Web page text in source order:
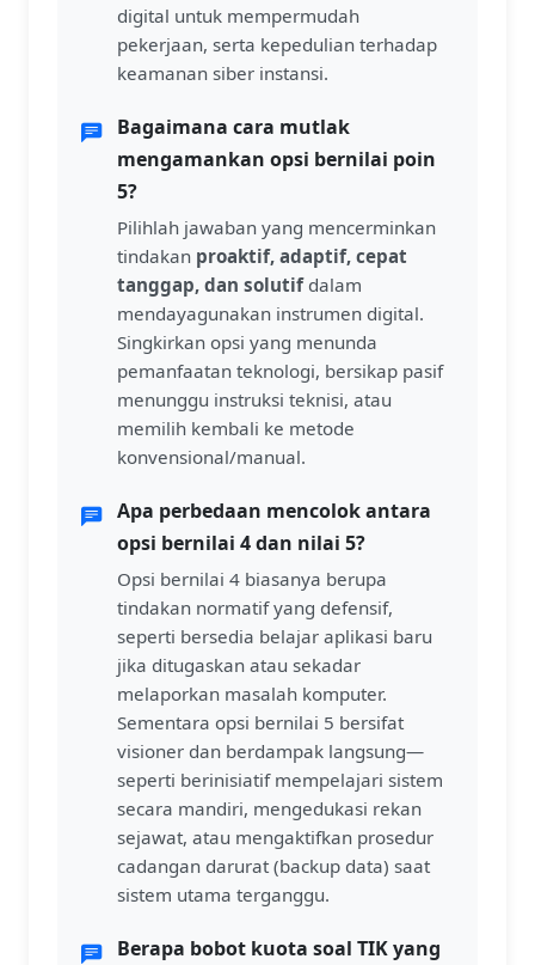
digital untuk mempermudah
pekerjaan, serta kepedulian terhadap
keamanan siber instansi.
Bagaimana cara mutlak
mengamankan opsi bernilai poin
5?
Pilihlah jawaban yang mencerminkan
tindakan proaktif, adaptif, cepat
tanggap, dan solutifdalam
mendayagunakan instrumen digital.
Singkirkan opsi yang menunda
pemanfaatan teknologi, bersikap pasif
menunggu instruksi teknisi, atau
memilih kembali ke metode
konvensional/manual.
Apa perbedaan mencolok antara
opsi bernilai 4 dan nilai 5?
Opsi bernilai 4 biasanya berupa
tindakan normatif yang defensif,
seperti bersedia belajar aplikasi baru
jika ditugaskan atau sekadar
melaporkan masalah komputer.
Sementara opsi bernilai 5 bersifat
visioner dan berdampak langsung—
seperti berinisiatif mempelajari sistem
secara mandiri, mengedukasi rekan
sejawat, atau mengaktifkan prosedur
cadangan darurat (backup data) saat
sistem utama terganggu.
Berapa bobot kuota soal TIK yang